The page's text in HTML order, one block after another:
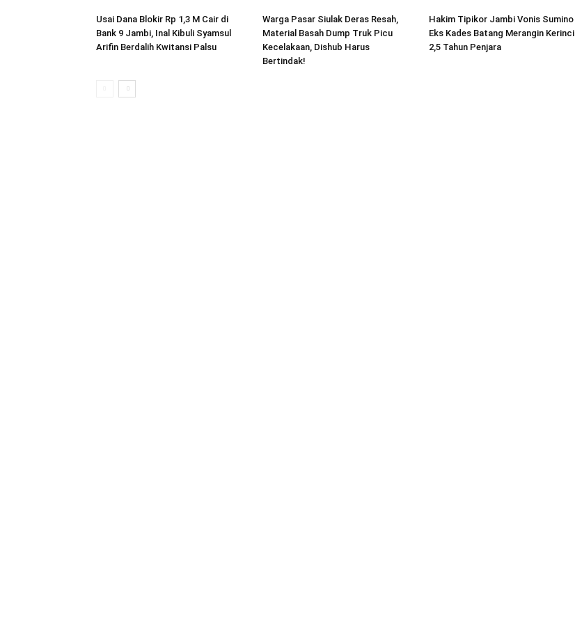
Usai Dana Blokir Rp 1,3 M Cair di
Bank 9 Jambi, Inal Kibuli Syamsul
Arifin Berdalih Kwitansi Palsu
Warga Pasar Siulak Deras Resah,
Material Basah Dump Truk Picu
Kecelakaan, Dishub Harus
Bertindak!
Hakim Tipikor Jambi Vonis Sumino
Eks Kades Batang Merangin Kerinci
2,5 Tahun Penjara